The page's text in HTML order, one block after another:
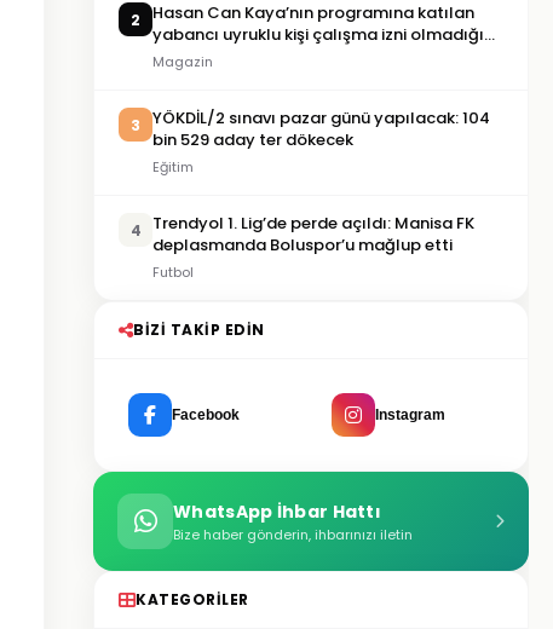
2
Hasan Can Kaya’nın programına katılan
yabancı uyruklu kişi çalışma izni olmadığı
gerekçesiyle gözaltına alındı
Magazin
3
YÖKDİL/2 sınavı pazar günü yapılacak: 104
bin 529 aday ter dökecek
Eğitim
4
Trendyol 1. Lig’de perde açıldı: Manisa FK
deplasmanda Boluspor’u mağlup etti
Futbol
BIZI TAKIP EDIN
Facebook Instagram
WhatsApp İhbar Hattı
Bize haber gönderin, ihbarınızı iletin
KATEGORILER